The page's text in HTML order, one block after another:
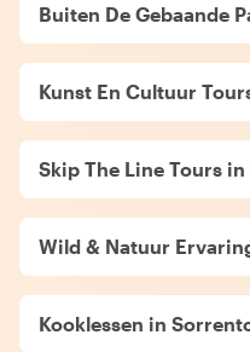
Buiten De Gebaande
Kunst En Cultuur
Skip The Line Tours
Wild & Natuur
Kooklessen in